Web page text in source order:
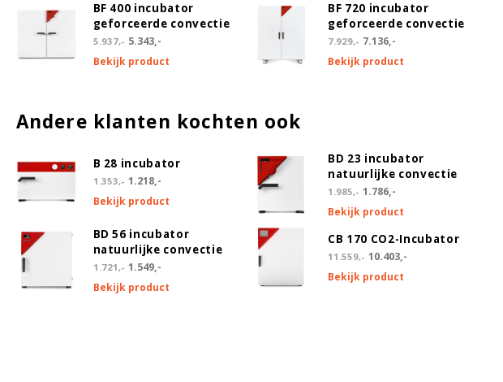
BF 400 incubator
geforceerde convectie
5.937,- 5.343,-
Bekijk product
BF 720 incubator
geforceerde convectie
7.929,- 7.136,-
Bekijk product
Andere klanten kochten ook
B 28 incubator
1.353,- 1.218,-
Bekijk product
BD 23 incubator
natuurlijke convectie
1.985,- 1.786,-
Bekijk product
BD 56 incubator
natuurlijke convectie
1.721,- 1.549,-
Bekijk product
CB 170 CO2-Incubator
11.559,- 10.403,-
Bekijk product